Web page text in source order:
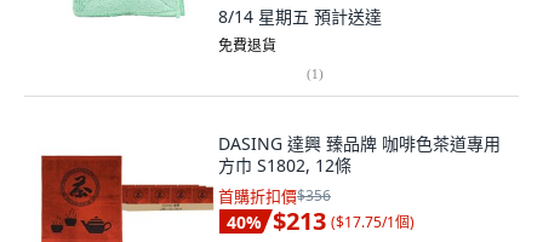
8/14 星期五 預計送達
免費退貨
(1)
DASING 達興 臻品牌 咖啡色茶道專用
方巾 S1802, 12條
首購折扣價$356
40% $213 ($17.75/1個)